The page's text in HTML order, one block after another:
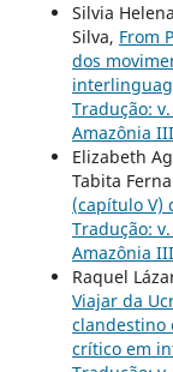
Silvia
Silva, From
dos
Tradução:
Amazônia III
Elizabeth
Tabita
(capítulo V)
Tradução:
Amazônia III
Raquel
Viajar da
clandestino
crítico em